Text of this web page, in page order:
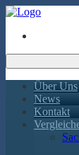
Über Uns
News
Kontakt